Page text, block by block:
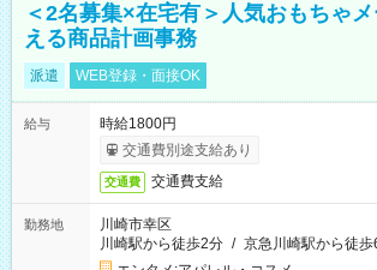
＜2名募集×在宅有＞人気おもちゃ
える商品計画事務
派遣 WEB登録・面接OK
給与
時給1800円
交通費別途支給あり
交通費 交通費支給
勤務地
川崎市幸区
川崎駅から徒歩2分 / 京急川崎駅から徒歩